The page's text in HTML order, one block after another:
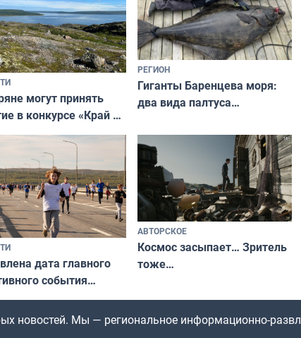
могут принять
в конкурсе «Край у
границы: фотогид
округу»
РЕГИОН
Гиганты Баренцева моря:
два вида палтуса
дата главного
события
как зарождался
«Гольфстрим»
АВТОРСКОЕ
Космос засыпает… Зритель
тоже…
новостей. Мы — региональное информационно-